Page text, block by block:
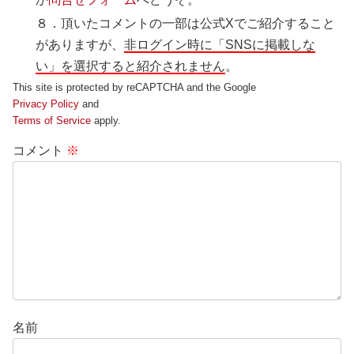
８．頂いたコメントの一部は公式Xでご紹介すること
がありますが、非ログイン時に「SNSに掲載しな
い」を選択すると紹介されません。
This site is protected by reCAPTCHA and the Google
Privacy Policy and
Terms of Service apply.
コメント ※
名前